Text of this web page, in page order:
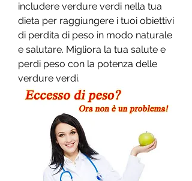
includere verdure verdi nella tua
dieta per raggiungere i tuoi obiettivi
di perdita di peso in modo naturale
e salutare. Migliora la tua salute e
perdi peso con la potenza delle
verdure verdi.